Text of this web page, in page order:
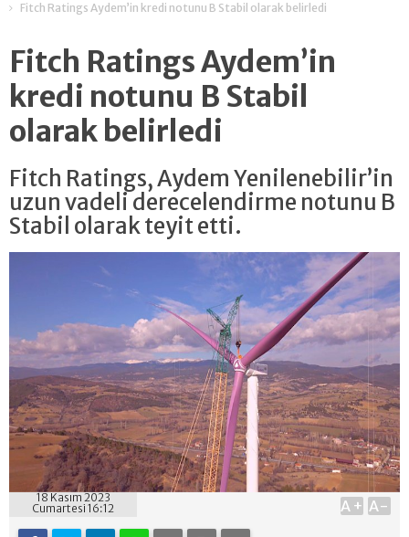
Fitch Ratings Aydem’in kredi notunu B Stabil olarak belirledi
Fitch Ratings Aydem’in
kredi notunu B Stabil
olarak belirledi
Fitch Ratings, Aydem Yenilenebilir’in
uzun vadeli derecelendirme notunu B
Stabil olarak teyit etti.
18 Kasım 2023
Cumartesi 16:12
A+ A-